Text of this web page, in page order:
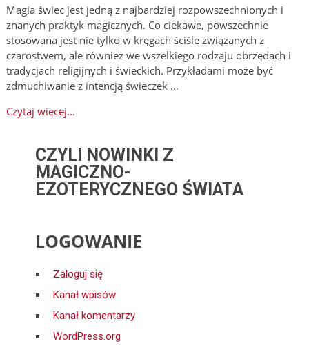
Magia świec jest jedną z najbardziej rozpowszechnionych i
znanych praktyk magicznych. Co ciekawe, powszechnie
stosowana jest nie tylko w kręgach ściśle związanych z
czarostwem, ale również we wszelkiego rodzaju obrzędach i
tradycjach religijnych i świeckich. Przykładami może być
zdmuchiwanie z intencją świeczek …
Czytaj więcej...
CZYLI NOWINKI Z
MAGICZNO-
EZOTERYCZNEGO ŚWIATA
LOGOWANIE
Zaloguj się
Kanał wpisów
Kanał komentarzy
WordPress.org